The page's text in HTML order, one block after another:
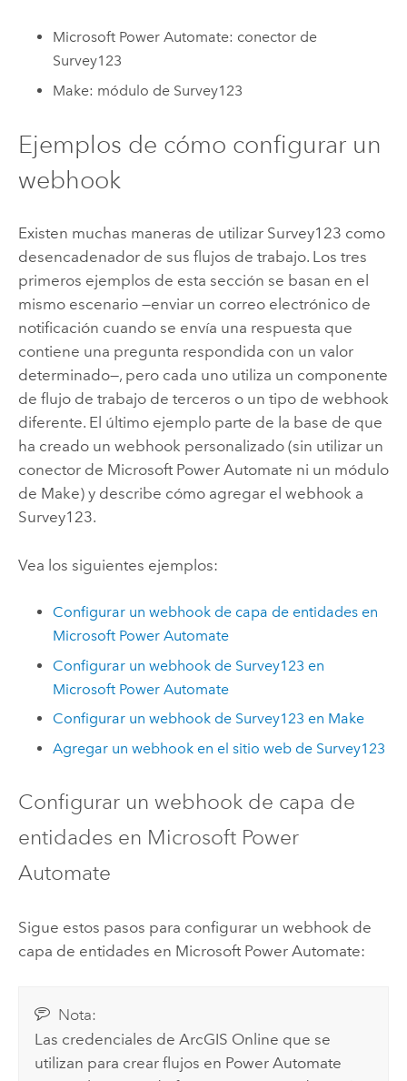
Microsoft Power Automate: conector de
Survey123
Make: módulo de Survey123
Ejemplos de cómo configurar un
webhook
Existen muchas maneras de utilizar Survey123 como
desencadenador de sus flujos de trabajo. Los tres
primeros ejemplos de esta sección se basan en el
mismo escenario —enviar un correo electrónico de
notificación cuando se envía una respuesta que
contiene una pregunta respondida con un valor
determinado—, pero cada uno utiliza un componente
de flujo de trabajo de terceros o un tipo de webhook
diferente. El último ejemplo parte de la base de que
ha creado un webhook personalizado (sin utilizar un
conector de Microsoft Power Automate ni un módulo
de Make) y describe cómo agregar el webhook a
Survey123.
Vea los siguientes ejemplos:
Configurar un webhook de capa de entidades en
Microsoft Power Automate
Configurar un webhook de Survey123 en
Microsoft Power Automate
Configurar un webhook de Survey123 en Make
Agregar un webhook en el sitio web de Survey123
Configurar un webhook de capa de
entidades en Microsoft Power
Automate
Sigue estos pasos para configurar un webhook de
capa de entidades en Microsoft Power Automate:
Nota:
Las credenciales deArcGIS Online que se
utilizan para crear flujos en Power Automate